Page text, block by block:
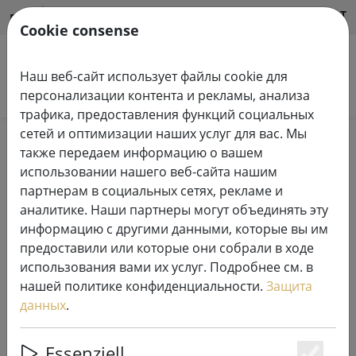
RU HILFE & SUPPORT
Поиск продуктов
Home
Системы сказочных огней
светодиодные цепи освещения системы Tech-Line
230 В
Сириус Tech-Line фея света
распределитель 2-рожковый
230V черный
Cookie consense
Наш веб-сайт использует файлы cookie для
персонализации контента и рекламы, анализа
трафика, предоставления функций социальных
сетей и оптимизации наших услуг для вас. Мы
также передаем информацию о вашем
использовании нашего веб-сайта нашим
партнерам в социальных сетях, рекламе и
аналитике. Наши партнеры могут объединять эту
информацию с другими данными, которые вы им
предоставили или которые они собрали в ходе
использования вами их услуг. Подробнее см. в
нашей политике конфиденциальности. Защита
данных.